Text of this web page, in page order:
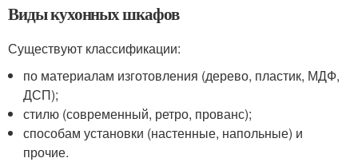
Виды кухонных шкафов
Существуют классификации:
по материалам изготовления (дерево, пластик, МДФ,
ДСП);
стилю (современный, ретро, прованс);
способам установки (настенные, напольные) и
прочие.